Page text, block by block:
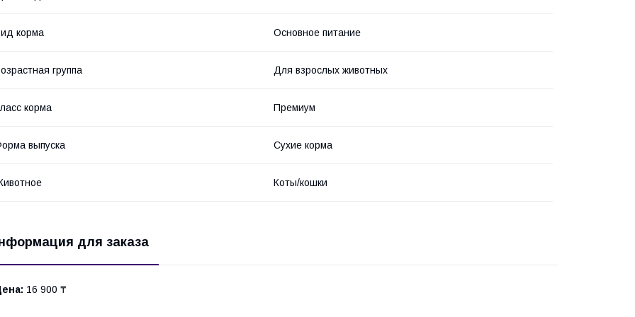
корма Основное питание
группа Для взрослых животных
корма Премиум
выпуска Сухие корма
Коты/кошки
для заказа
16 900 ₸